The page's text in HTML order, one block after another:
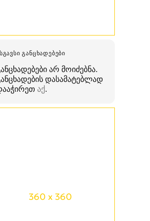
ᲒᲐᲜᲪᲮᲐᲓᲔᲑᲔᲑᲘ
არ მოიძებნა.
დასამატებლად
აქ.
360 x 360